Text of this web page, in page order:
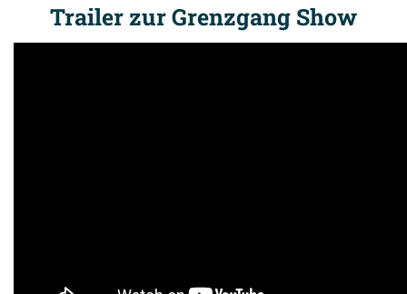
Trailer zur Grenzgang Show